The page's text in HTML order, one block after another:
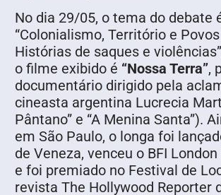
No dia 29/05, o tema do debate
“Colonialismo, Território e
Histórias de saques e
o filme exibido é “Nossa Terra”,
documentário dirigido pela
cineasta argentina Lucrecia
Pântano” e “A Menina Santa”).
em São Paulo, o longa foi
de Veneza, venceu o BFI
e foi premiado no Festival de
revista The Hollywood Reporter